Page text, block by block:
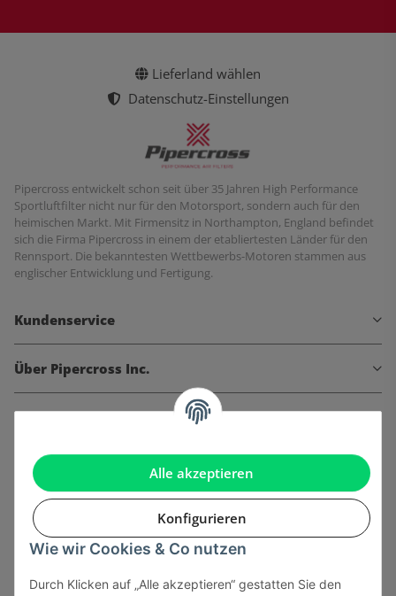
Alle akzeptieren
Konfigurieren
Wie wir Cookies & Co nutzen
Durch Klicken auf „Alle akzeptieren“ gestatten Sie den
Lieferland wählen
Datenschutz-Einstellungen
Pipercross entwickelt schon seit über 35 Jahren High Performance
Sportluftfilter nicht nur für den Motorsport, sondern auch für den
heimischen Markt. Mit Firmensitz in Northampton, England befindet
sich die Firma Pipercross in einem der etabliertesten Länder für den
Rennsport. Die bekanntesten Wettbewerbs-Motoren stammen aus
englischer Entwicklung und Fertigung.
Kundenservice
Über Pipercross Inc.
Informationen
Gesetzliche Informationen